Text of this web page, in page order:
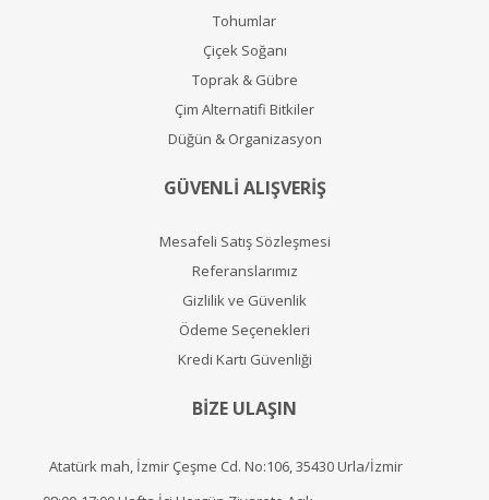
Tohumlar
Çiçek Soğanı
Toprak & Gübre
Çim Alternatifi Bitkiler
Düğün & Organizasyon
GÜVENLİ ALIŞVERİŞ
Mesafeli Satış Sözleşmesi
Referanslarımız
Gizlilik ve Güvenlik
Ödeme Seçenekleri
Kredi Kartı Güvenliği
BİZE ULAŞIN
Atatürk mah, İzmir Çeşme Cd. No:106, 35430 Urla/İzmir